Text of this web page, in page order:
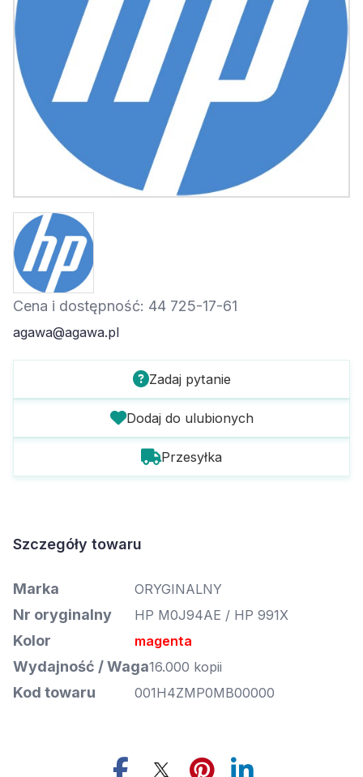
Cena i dostępność: 44 725-17-61
agawa@agawa.pl
Zadaj pytanie
Dodaj do ulubionych
Przesyłka
Szczegóły towaru
Marka ORYGINALNY
Nr oryginalny HP M0J94AE / HP 991X
Kolor magenta
Wydajność / Waga16.000 kopii
Kod towaru 001H4ZMP0MB00000